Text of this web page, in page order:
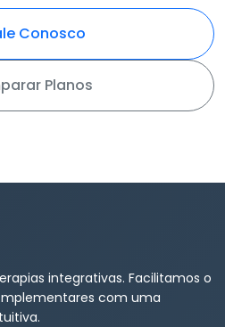
Conosco
Planos
integrativas. Facilitamos o
com uma